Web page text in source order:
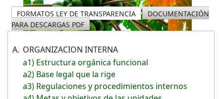
FORMATOS LEY DE TRANSPARENCIA
DOCUMENTACIÓN
PARA DESCARGAS PDF
A. ORGANIZACION INTERNA
a1) Estructura orgánica funcional
a2) Base legal que la rige
a3) Regulaciones y procedimientos internos